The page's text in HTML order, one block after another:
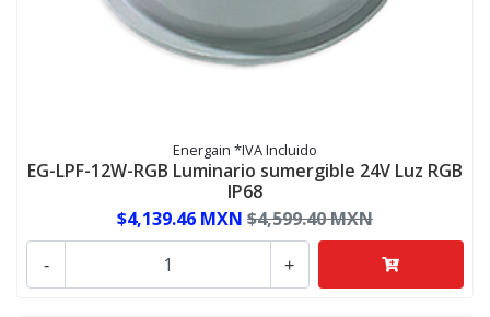
Energain *IVA Incluido
EG-LPF-12W-RGB Luminario sumergible 24V Luz RGB
IP68
$4,139.46 MXN $4,599.40 MXN
+
-